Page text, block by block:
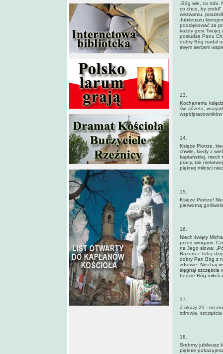
„Bóg wie, co
co chce, by
wezwaniu,
Jubileuszu
podziękować za
każdy gest Twojej
posłudze Panu
dobry Bóg nadal
swym sercem
13.
Kochanemu
św. Józefa,
14.
Księże Piotrze,
chwile, kiedy z
kapłańskiej, niech
pracy, tak
pięknej miłości
15.
Księże Piotrze!
pierwotną
16.
Niech święty
przed wrogami.
na Jego słowa:
Razem z Tobą
dobry Pan Bóg z
zdrowie. Niechaj
sięgnął szczęścia
będzie Bóg
17.
Z okazji 25 -
zdrowia,
18.
Srebrny jubileusz
pięknie